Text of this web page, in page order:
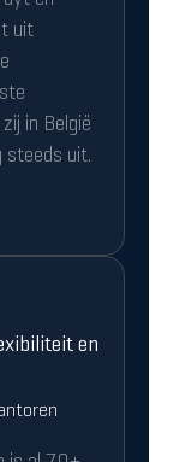
uit
in België
steeds uit.
en